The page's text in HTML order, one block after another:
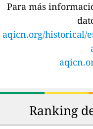
Para más
aqicn.org/historical/
Ranking